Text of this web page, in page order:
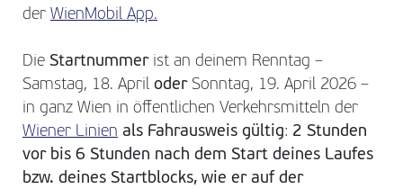
der WienMobil App.
Die Startnummerist an deinem Renntag –
Samstag, 18. April oderSonntag, 19. April 2026 –
in ganz Wien in öffentlichen Verkehrsmitteln der
Wiener Linien als Fahrausweis gültig: 2 Stunden
vor bis 6 Stunden nach dem Start deines Laufes
bzw. deines Startblocks, wie er auf der